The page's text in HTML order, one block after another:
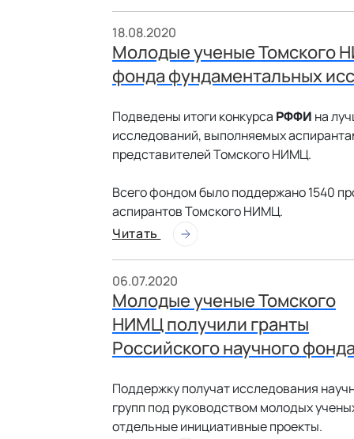
18.08.2020
Молодые ученые Томского
фонда фундаментальных
Подведены итоги конкурса РФФИ на
исследований, выполняемых
представителей Томского НИМЦ.
Всего фондом было поддержано 1540
аспирантов Томского НИМЦ.
Читать
06.07.2020
Молодые ученые Томского
НИМЦ получили гранты
Российского научного
Поддержку получат исследования
групп под руководством молодых
отдельные инициативные проекты.